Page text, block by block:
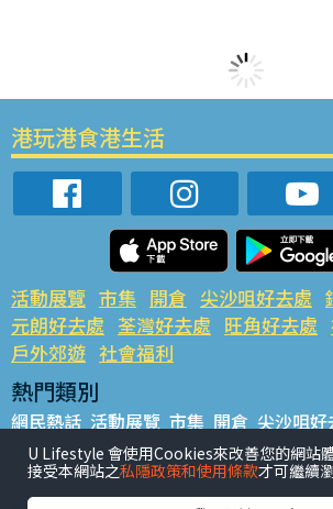
港玩港食港生活
活動展覽 市集 開倉 尖沙咀好去處
元朗好去處 荃灣好去處 旺角好去處
戶外郊遊 社會福利
熱門類別
網民熱話 活動展覽 市集 開倉 尖沙咀好
銅鑼灣好去處 元朗好去處 荃灣好去處
餐廳情報 戶外郊遊
U Lifestyle 會使用Cookies來改善您的網站
接受本網站之私隱政策和使用條款才可繼續